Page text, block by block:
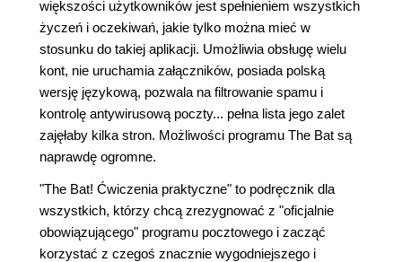
większości użytkowników jest spełnieniem wszystkich
życzeń i oczekiwań, jakie tylko można mieć w
stosunku do takiej aplikacji. Umożliwia obsługę wielu
kont, nie uruchamia załączników, posiada polską
wersję językową, pozwala na filtrowanie spamu i
kontrolę antywirusową poczty... pełna lista jego zalet
zajęłaby kilka stron. Możliwości programu The Bat są
naprawdę ogromne.
"The Bat! Ćwiczenia praktyczne" to podręcznik dla
wszystkich, którzy chcą zrezygnować z "oficjalnie
obowiązującego" programu pocztowego i zacząć
korzystać z czegoś znacznie wygodniejszego i